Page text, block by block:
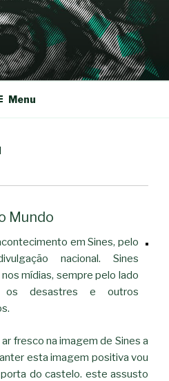
Menu
Mundo
em Sines, pelo
nacional. Sines
mídias, sempre pelo lado
os desastres e outros
fresco na imagem de Sines a
esta imagem positiva vou
do castelo. este assusto